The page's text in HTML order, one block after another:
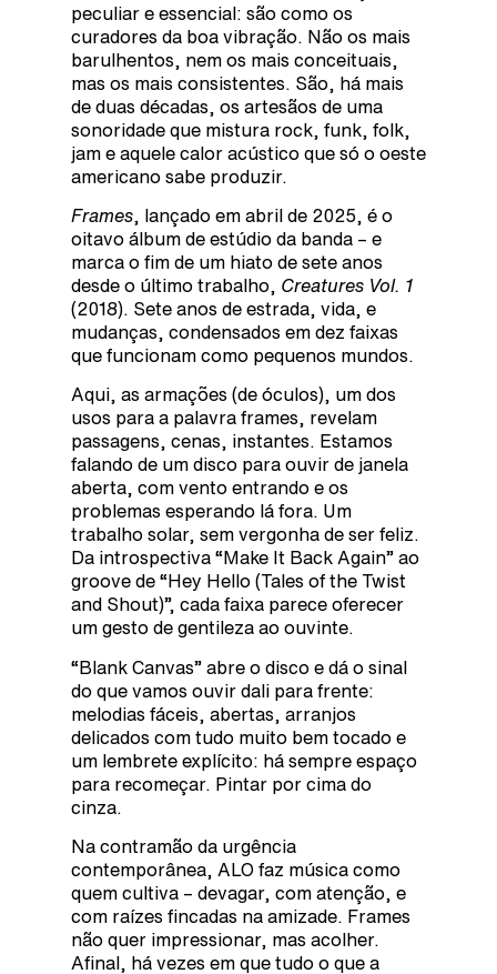
peculiar e essencial: são como os
curadores da boa vibração. Não os mais
barulhentos, nem os mais conceituais,
mas os mais consistentes. São, há mais
de duas décadas, os artesãos de uma
sonoridade que mistura rock, funk, folk,
jam e aquele calor acústico que só o oeste
americano sabe produzir.
Frames , lançado em abril de 2025, é o
oitavo álbum de estúdio da banda – e
marca o fim de um hiato de sete anos
desde o último trabalho,
Creatures Vol. 1
(2018). Sete anos de estrada, vida, e
mudanças, condensados em dez faixas
que funcionam como pequenos mundos.
Aqui, as armações (de óculos), um dos
usos para a palavra frames, revelam
passagens, cenas, instantes. Estamos
falando de um disco para ouvir de janela
aberta, com vento entrando e os
problemas esperando lá fora. Um
trabalho solar, sem vergonha de ser feliz.
Da introspectiva “Make It Back Again” ao
groove de “Hey Hello (Tales of the Twist
and Shout)”, cada faixa parece oferecer
um gesto de gentileza ao ouvinte.
“Blank Canvas” abre o disco e dá o sinal
do que vamos ouvir dali para frente:
melodias fáceis, abertas, arranjos
delicados com tudo muito bem tocado e
um lembrete explícito: há sempre espaço
para recomeçar. Pintar por cima do
cinza.
Na contramão da urgência
contemporânea, ALO faz música como
quem cultiva – devagar, com atenção, e
com raízes fincadas na amizade. Frames
não quer impressionar, mas acolher.
Afinal, há vezes em que tudo o que a